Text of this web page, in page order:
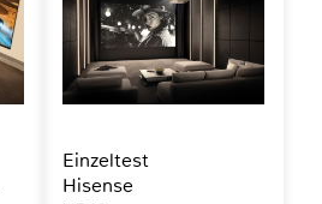
Einzeltest
Hisense